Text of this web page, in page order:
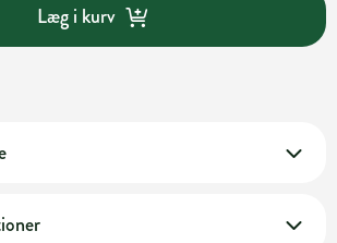
Læg i kurv